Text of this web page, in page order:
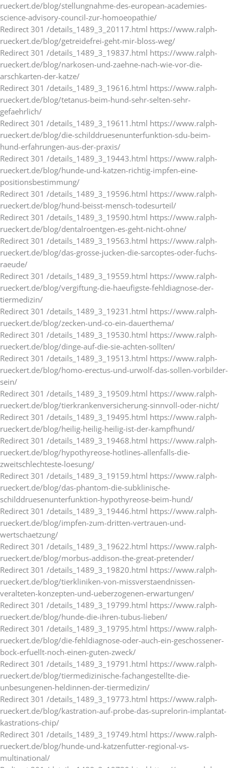
rueckert.de/blog/stellungnahme-des-european-academies-
science-advisory-council-zur-homoeopathie/
Redirect 301 /details_1489_3_20117.html https://www.ralph-
rueckert.de/blog/getreidefrei-geht-mir-bloss-weg/
Redirect 301 /details_1489_3_19837.html https://www.ralph-
rueckert.de/blog/narkosen-und-zaehne-nach-wie-vor-die-
arschkarten-der-katze/
Redirect 301 /details_1489_3_19616.html https://www.ralph-
rueckert.de/blog/tetanus-beim-hund-sehr-selten-sehr-
gefaehrlich/
Redirect 301 /details_1489_3_19611.html https://www.ralph-
rueckert.de/blog/die-schilddruesenunterfunktion-sdu-beim-
hund-erfahrungen-aus-der-praxis/
Redirect 301 /details_1489_3_19443.html https://www.ralph-
rueckert.de/blog/hunde-und-katzen-richtig-impfen-eine-
positionsbestimmung/
Redirect 301 /details_1489_3_19596.html https://www.ralph-
rueckert.de/blog/hund-beisst-mensch-todesurteil/
Redirect 301 /details_1489_3_19590.html https://www.ralph-
rueckert.de/blog/dentalroentgen-es-geht-nicht-ohne/
Redirect 301 /details_1489_3_19563.html https://www.ralph-
rueckert.de/blog/das-grosse-jucken-die-sarcoptes-oder-fuchs-
raeude/
Redirect 301 /details_1489_3_19559.html https://www.ralph-
rueckert.de/blog/vergiftung-die-haeufigste-fehldiagnose-der-
tiermedizin/
Redirect 301 /details_1489_3_19231.html https://www.ralph-
rueckert.de/blog/zecken-und-co-ein-dauerthema/
Redirect 301 /details_1489_3_19530.html https://www.ralph-
rueckert.de/blog/dinge-auf-die-sie-achten-sollten/
Redirect 301 /details_1489_3_19513.html https://www.ralph-
rueckert.de/blog/homo-erectus-und-urwolf-das-sollen-vorbilder-
sein/
Redirect 301 /details_1489_3_19509.html https://www.ralph-
rueckert.de/blog/tierkrankenversicherung-sinnvoll-oder-nicht/
Redirect 301 /details_1489_3_19495.html https://www.ralph-
rueckert.de/blog/heilig-heilig-heilig-ist-der-kampfhund/
Redirect 301 /details_1489_3_19468.html https://www.ralph-
rueckert.de/blog/hypothyreose-hotlines-allenfalls-die-
zweitschlechteste-loesung/
Redirect 301 /details_1489_3_19159.html https://www.ralph-
rueckert.de/blog/das-phantom-die-subklinische-
schilddruesenunterfunktion-hypothyreose-beim-hund/
Redirect 301 /details_1489_3_19446.html https://www.ralph-
rueckert.de/blog/impfen-zum-dritten-vertrauen-und-
wertschaetzung/
Redirect 301 /details_1489_3_19622.html https://www.ralph-
rueckert.de/blog/morbus-addison-the-great-pretender/
Redirect 301 /details_1489_3_19820.html https://www.ralph-
rueckert.de/blog/tierkliniken-von-missverstaendnissen-
veralteten-konzepten-und-ueberzogenen-erwartungen/
Redirect 301 /details_1489_3_19799.html https://www.ralph-
rueckert.de/blog/hunde-die-ihren-tubus-lieben/
Redirect 301 /details_1489_3_19795.html https://www.ralph-
rueckert.de/blog/die-fehldiagnose-oder-auch-ein-geschossener-
bock-erfuellt-noch-einen-guten-zweck/
Redirect 301 /details_1489_3_19791.html https://www.ralph-
rueckert.de/blog/tiermedizinische-fachangestellte-die-
unbesungenen-heldinnen-der-tiermedizin/
Redirect 301 /details_1489_3_19773.html https://www.ralph-
rueckert.de/blog/kastration-auf-probe-das-suprelorin-implantat-
kastrations-chip/
Redirect 301 /details_1489_3_19749.html https://www.ralph-
rueckert.de/blog/hunde-und-katzenfutter-regional-vs-
multinational/